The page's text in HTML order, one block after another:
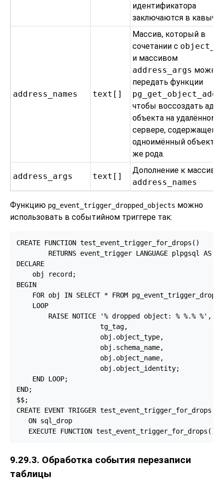
идентификатора
заключаются в
address_names text[]
Массив, который в
сочетании с
и массивом
address_args можно
передать функции
чтобы воссоздать
объекта на удалённом
сервере, содержащем
одноимённый объект
же рода.
address_args text[]
Дополнение к массиву
address_names
Функцию pg_event_trigger_dropped_objects можно
использовать в событийном триггере так:
CREATE FUNCTION test_event_trigger_for_drops()
        RETURNS event_trigger LANGUAGE plpgsql AS $$
DECLARE
    obj record;
BEGIN
FOR obj IN SELECT * FROM
    LOOP
        RAISE NOTICE '% dropped object: % %.% %',
                     tg_tag,
                     obj.object_type,
                     obj.schema_name,
                     obj.object_name,
                     obj.object_identity;
    END LOOP;
END;
$$;
CREATE EVENT TRIGGER test_event_trigger_for_drops
   ON sql_drop
   EXECUTE FUNCTION test_event_trigger_for_drops();
9.29.3. Обработка события перезаписи
таблицы